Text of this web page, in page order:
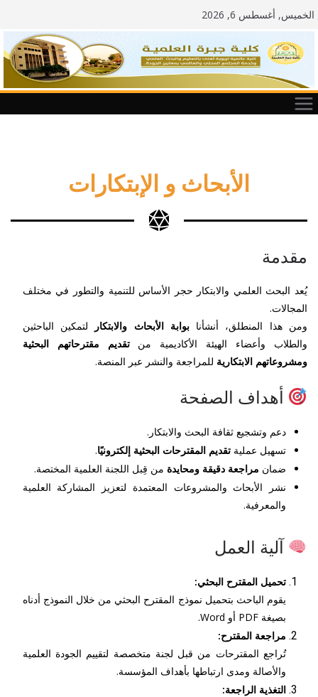
الخميس, أغسطس 6, 2026
الأبحاث و الإبتكارات
مقدمة
يُعد البحث العلمي والابتكار حجر الأساس للتنمية والتطور في مختلف
المجالات.
ومن هذا المنطلق، أنشأنابوابة الأبحاث والابتكار
لتمكين الباحثين
والطلاب وأعضاء الهيئة الأكاديمية منتقديم مقترحاتهم البحثية
ومشروعاتهم الابتكارية للمراجعة والنشر عبر المنصة.
أهداف الصفحة
دعم وتشجيع ثقافة البحث والابتكار.
تسهيل عملية تقديم المقترحات البحثية إلكترونيًا.
ضمان مراجعة دقيقة ومحايدة من قِبل اللجنة العلمية المختصة.
نشر الأبحاث والمشروعات المعتمدة لتعزيز المشاركة العلمية
والمعرفية.
آلية العمل
تحميل المقترح البحثي:
يقوم الباحث بتحميل نموذج المقترح البحثي من خلال النموذج أدناه
بصيغة PDF أو Word.
مراجعة المقترح:
تُراجع المقترحات من قبل لجنة متخصصة لتقييم الجودة العلمية
والأصالة ومدى ارتباطها بأهداف المؤسسة.
التغذية الراجعة: